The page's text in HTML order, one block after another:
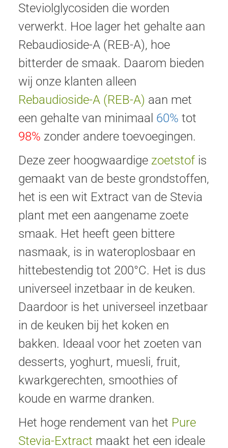
Steviolglycosiden die worden
verwerkt. Hoe lager het gehalte aan
Rebaudioside-A (REB-A), hoe
bitterder de smaak. Daarom bieden
wij onze klanten alleen
Rebaudioside-A (REB-A) aan met
een gehalte van minimaal 60% tot
98% zonder andere toevoegingen.
Deze zeer hoogwaardige zoetstof is
gemaakt van de beste grondstoffen,
het is een wit Extract van de Stevia
plant met een aangename zoete
smaak. Het heeft geen bittere
nasmaak, is in wateroplosbaar en
hittebestendig tot 200°C. Het is dus
universeel inzetbaar in de keuken.
Daardoor is het universeel inzetbaar
in de keuken bij het koken en
bakken. Ideaal voor het zoeten van
desserts, yoghurt, muesli, fruit,
kwarkgerechten, smoothies of
koude en warme dranken.
Het hoge rendement van het Pure
Stevia-Extract maakt het een ideale